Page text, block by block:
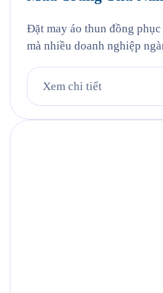
Đặt may áo thun đồng
mà nhiều doanh nghiệp
lên, mỗi năm khi mùa
Môn lại cùng Saigon
Xem chi tiết